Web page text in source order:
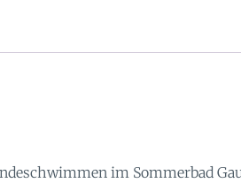
im Sommerbad